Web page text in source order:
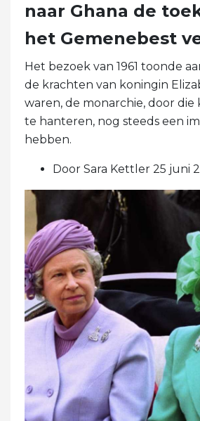
naar Ghana de
het Gemenebest
Het bezoek van 1961 toonde
de krachten van koningin
waren, de monarchie, door die
te hanteren, nog steeds een
hebben.
Door Sara Kettler 25 juni